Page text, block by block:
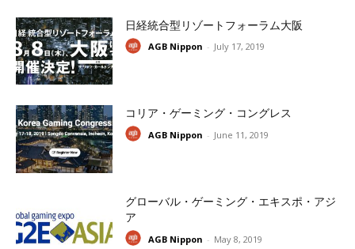
日経統合型リゾートフォーラム大阪
AGB Nippon - July 17, 2019
コリア・ゲーミング・コングレス
AGB Nippon - June 11, 2019
グローバル・ゲーミング・エキスポ・アジ
ア
AGB Nippon - May 8, 2019